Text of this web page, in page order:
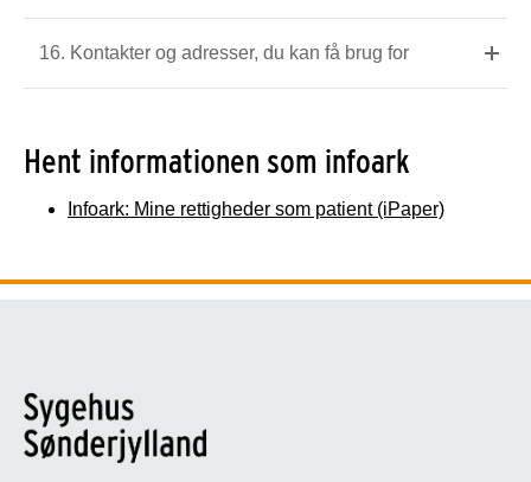
16. Kontakter og adresser, du kan få brug for
Hent informationen som infoark
Infoark: Mine rettigheder som patient (iPaper)